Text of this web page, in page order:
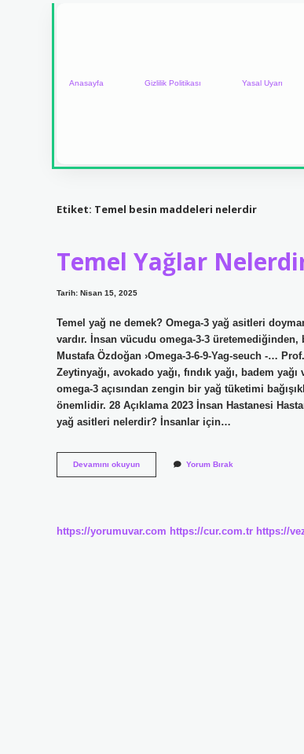
Anasayfa Gizlilik Politikası Yasal Uyarı
Etiket: Temel besin maddeleri nelerdir
Temel Yağlar
Tarih: Nisan 15, 2025
Temel yağ ne demek? Omega-3 yağ asitleri
vardır. İnsan vücudu omega-3-3
Mustafa Özdoğan ›Omega-3-6-9-Yag-seuch -…
Zeytinyağı, avokado yağı, fındık yağı, badem
omega-3 açısından zengin bir yağ tüketimi
önemlidir. 28 Açıklama 2023 İnsan Hastanesi
yağ asitleri nelerdir? İnsanlar için…
Devamını okuyunTemel
Yağlar
Yorum Bırak
https://yorumuvar.com https://cur.com.tr https://